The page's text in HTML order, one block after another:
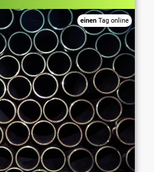
einen Tag online